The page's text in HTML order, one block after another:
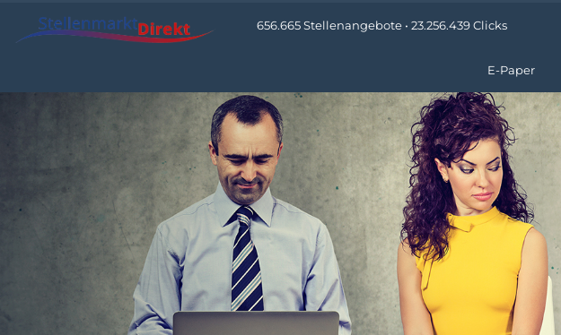
656.665 Stellenangebote • 23.256.439 Clicks
E-Paper